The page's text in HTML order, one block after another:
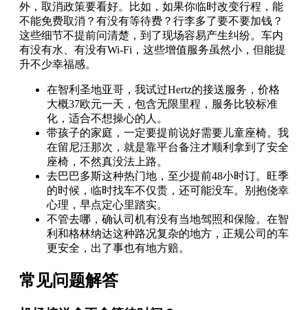
外，取消政策要看好。比如，如果你临时改变行程，能
不能免费取消？有没有等待费？行李多了要不要加钱？
这些细节不提前问清楚，到了现场容易产生纠纷。车内
有没有水、有没有Wi-Fi，这些增值服务虽然小，但能提
升不少幸福感。
在智利圣地亚哥，我试过Hertz的接送服务，价格
大概37欧元一天，包含无限里程，服务比较标准
化，适合不想操心的人。
带孩子的家庭，一定要提前说好需要儿童座椅。我
在留尼汪那次，就是靠平台备注才顺利拿到了安全
座椅，不然真没法上路。
去巴巴多斯这种热门地，至少提前48小时订。旺季
的时候，临时找车不仅贵，还可能没车。别抱侥幸
心理，早点定心里踏实。
不管去哪，确认司机有没有当地驾照和保险。在智
利和格林纳达这种路况复杂的地方，正规公司的车
更安全，出了事也有地方赔。
常见问题解答